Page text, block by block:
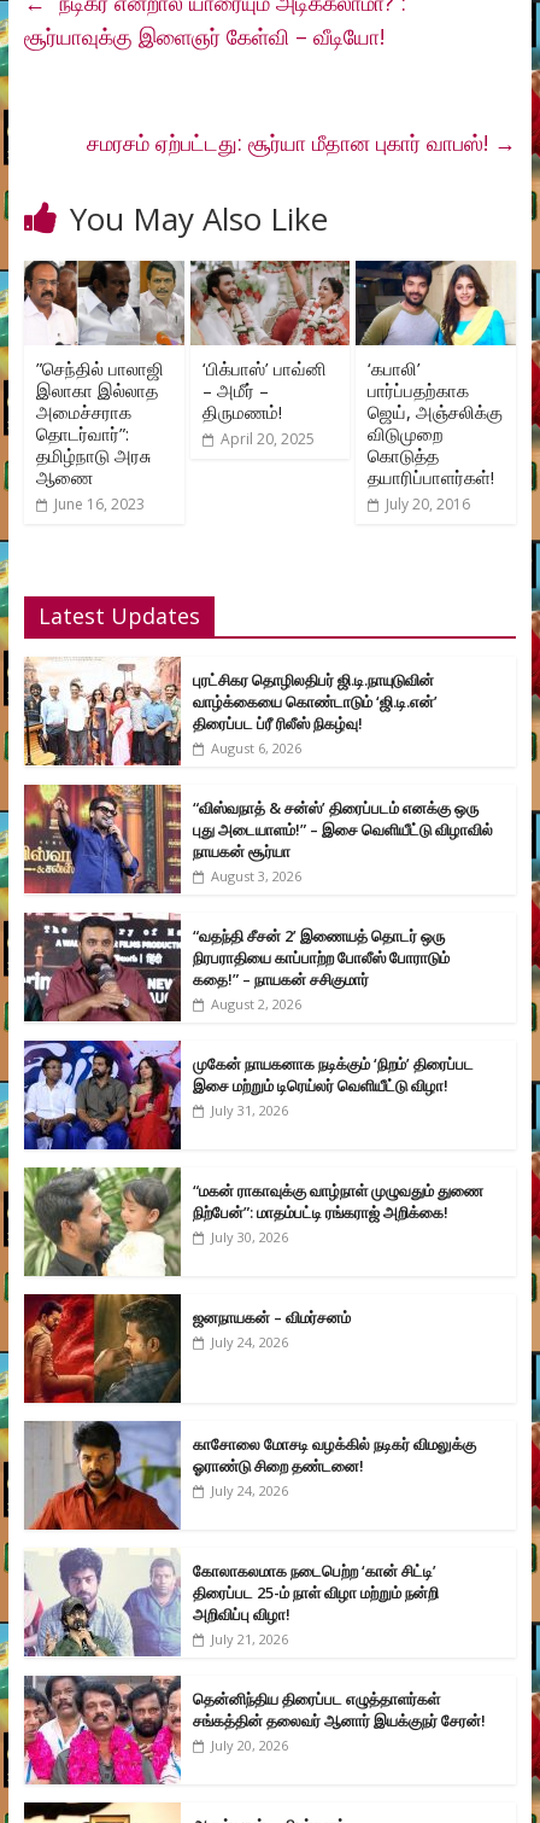
சூர்யாவுக்கு இளைஞர் கேள்வி – வீடியோ!
சமரசம் ஏற்பட்டது: சூர்யா மீதான புகார் வாபஸ்! →
You May Also Like
”செந்தில் பாலாஜி
இலாகா இல்லாத
அமைச்சராக
தொடர்வார்”:
தமிழ்நாடு அரசு
ஆணை
June 16, 2023
‘பிக்பாஸ்’ பாவ்னி
– அமீர் –
திருமணம்!
April 20, 2025
‘கபாலி’
பார்ப்பதற்காக
ஜெய், அஞ்சலிக்கு
விடுமுறை
கொடுத்த
தயாரிப்பாளர்கள்!
July 20, 2016
Latest Updates
புரட்சிகர தொழிலதிபர் ஜி.டி.நாயுடுவின்
வாழ்க்கையை கொண்டாடும் ‘ஜி.டி.என்’
திரைப்பட ப்ரீ ரிலீஸ் நிகழ்வு!
August 6, 2026
“விஸ்வநாத் & சன்ஸ்’ திரைப்படம் எனக்கு ஒரு
புது அடையாளம்!” – இசை வெளியீட்டு விழாவில்
நாயகன் சூர்யா
August 3, 2026
“வதந்தி சீசன் 2’ இணையத் தொடர் ஒரு
நிரபராதியை காப்பாற்ற போலீஸ் போராடும்
கதை!” – நாயகன் சசிகுமார்
August 2, 2026
முகேன் நாயகனாக நடிக்கும் ‘நிறம்’ திரைப்பட
இசை மற்றும் டிரெய்லர் வெளியீட்டு விழா!
July 31, 2026
“மகன் ராகாவுக்கு வாழ்நாள் முழுவதும் துணை
நிற்பேன்”: மாதம்பட்டி ரங்கராஜ் அறிக்கை!
July 30, 2026
ஜனநாயகன் – விமர்சனம்
July 24, 2026
காசோலை மோசடி வழக்கில் நடிகர் விமலுக்கு
ஓராண்டு சிறை தண்டனை!
July 24, 2026
கோலாகலமாக நடைபெற்ற ‘கான் சிட்டி’
திரைப்பட 25-ம் நாள் விழா மற்றும் நன்றி
அறிவிப்பு விழா!
July 21, 2026
தென்னிந்திய திரைப்பட எழுத்தாளர்கள்
சங்கத்தின் தலைவர் ஆனார் இயக்குநர் சேரன்!
July 20, 2026